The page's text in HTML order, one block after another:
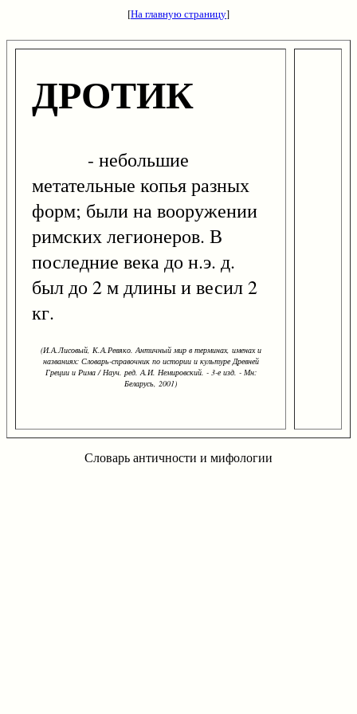
[На главную страницу]
ДРОТИК
- небольшие
метательные копья разных
форм; были на вооружении
римских легионеров. В
последние века до н.э. д.
был до 2 м длины и весил 2
кг.
(И.А.Лисовый, К.А.Ревяко. Античный мир в терминах, именах и
названиях: Словарь-справочник по истории и культуре Древней
Греции и Рима / Науч. ред. А.И. Немировский. - 3-е изд. - Мн:
Беларусь, 2001)
Словарь античности и мифологии